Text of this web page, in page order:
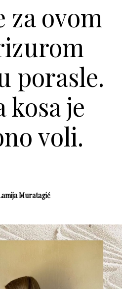
za ovom
porasle.
kosa je
voli.
Muratagić